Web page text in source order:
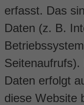
erfasst. Das
Daten (z. B.
Daten erfolgt
diese Website